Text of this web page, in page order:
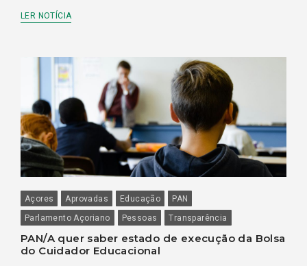
LER NOTÍCIA
Açores Aprovadas Educação
PAN
Parlamento Açoriano
Pessoas Transparência
PAN/A quer saber estado de execução da Bolsa
do Cuidador Educacional